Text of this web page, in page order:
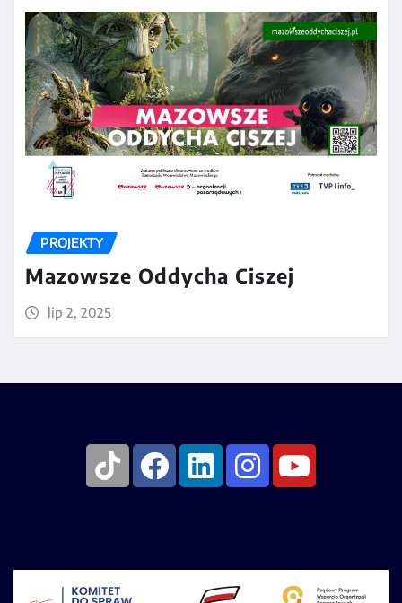
PROJEKTY
Mazowsze Oddycha Ciszej
lip 2, 2025